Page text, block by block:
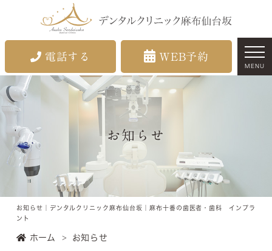
電話する WEB予約
MENU
お知らせ｜デンタルクリニック麻布仙台坂｜麻布十番の歯医者・歯科 インプラ
ント
お知らせ
ホーム お知らせ